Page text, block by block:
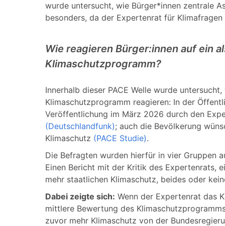
wurde untersucht, wie Bürger*innen zentrale
besonders, da der Expertenrat für
Wie reagieren Bürger:innen auf ein
Klimaschutzprogramm?
Innerhalb dieser PACE Welle wurde
Klimaschutzprogramm reagieren: In der
Veröffentlichung im März 2026 durch den
(Deutschlandfunk); auch die Bevölkerung
Klimaschutz (PACE Studie).
Die Befragten wurden hierfür in vier Gruppen
Einen Bericht mit der Kritik des Expertenrats,
mehr staatlichen Klimaschutz, beides oder
Dabei zeigte sich: Wenn der Expertenrat das
mittlere Bewertung des
zuvor mehr Klimaschutz von der